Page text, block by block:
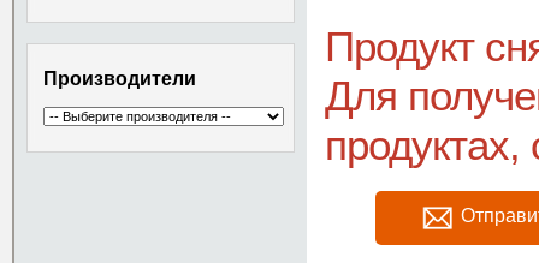
Производители
Продукт
Для
продуктах,